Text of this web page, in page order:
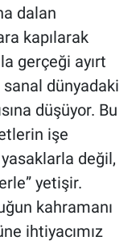
dalan
kapılarak
gerçeği ayırt
sanal dünyadaki
düşüyor. Bu
işe
yasaklarla değil,
yetişir.
kahramanı
ihtiyacımız